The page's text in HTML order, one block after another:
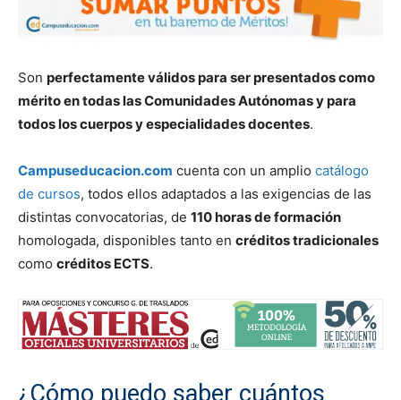
Son perfectamente válidos para ser presentados como
mérito en todas las Comunidades Autónomas y para
todos los cuerpos y especialidades docentes.
Campuseducacion.com cuenta con un amplio catálogo
de cursos, todos ellos adaptados a las exigencias de las
distintas convocatorias, de 110 horas de formación
homologada, disponibles tanto en créditos tradicionales
como créditos ECTS.
¿Cómo puedo saber cuántos